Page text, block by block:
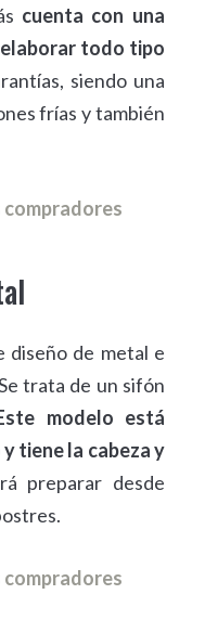
cuenta con una
todo tipo
siendo una
frías y también
diseño de metal e
trata de un sifón
modelo está
tiene la cabeza y
preparar desde